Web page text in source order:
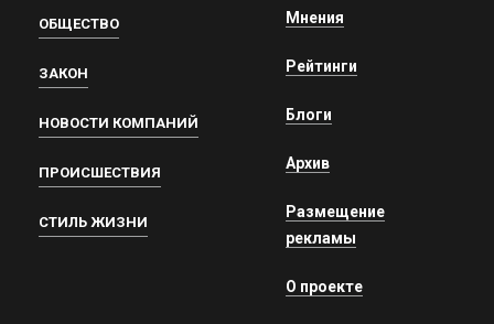
ОБЩЕСТВО
ЗАКОН
НОВОСТИ КОМПАНИЙ
ПРОИСШЕСТВИЯ
СТИЛЬ ЖИЗНИ
Мнения
Рейтинги
Блоги
Архив
Размещение
рекламы
О проекте